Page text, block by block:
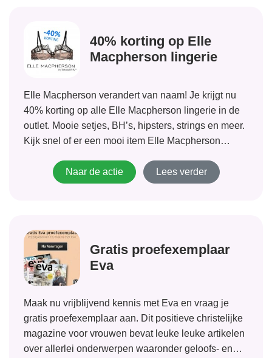
40% korting op Elle
Macpherson lingerie
Elle Macpherson verandert van naam! Je krijgt nu
40% korting op alle Elle Macpherson lingerie in de
outlet. Mooie setjes, BH’s, hipsters, strings en meer.
Kijk snel of er een mooi item Elle Macpherson
Naar de actie Lees verder
Gratis proefexemplaar
Eva
Maak nu vrijblijvend kennis met Eva en vraag je
gratis proefexemplaar aan. Dit positieve christelijke
magazine voor vrouwen bevat leuke leuke artikelen
over allerlei onderwerpen waaronder geloofs- en